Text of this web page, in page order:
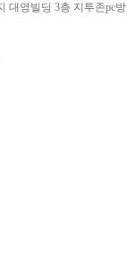
대영빌딩 3층 지투존pc방